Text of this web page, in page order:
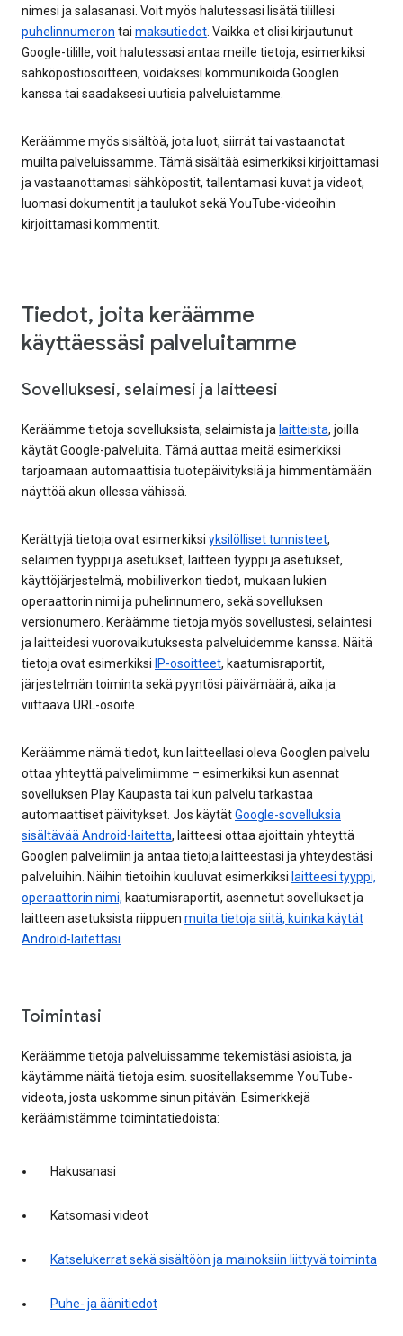
nimesi ja salasanasi. Voit myös halutessasi lisätä tilillesi
puhelinnumeron tai maksutiedot. Vaikka et olisi kirjautunut
Google-tilille, voit halutessasi antaa meille tietoja, esimerkiksi
sähköpostiosoitteen, voidaksesi kommunikoida Googlen
kanssa tai saadaksesi uutisia palveluistamme.
Keräämme myös sisältöä, jota luot, siirrät tai vastaanotat
muilta palveluissamme. Tämä sisältää esimerkiksi kirjoittamasi
ja vastaanottamasi sähköpostit, tallentamasi kuvat ja videot,
luomasi dokumentit ja taulukot sekä YouTube-videoihin
kirjoittamasi kommentit.
Tiedot, joita keräämme
käyttäessäsi palveluitamme
Sovelluksesi, selaimesi ja laitteesi
Keräämme tietoja sovelluksista, selaimista ja laitteista, joilla
käytät Google-palveluita. Tämä auttaa meitä esimerkiksi
tarjoamaan automaattisia tuotepäivityksiä ja himmentämään
näyttöä akun ollessa vähissä.
Kerättyjä tietoja ovat esimerkiksi yksilölliset tunnisteet,
selaimen tyyppi ja asetukset, laitteen tyyppi ja asetukset,
käyttöjärjestelmä, mobiiliverkon tiedot, mukaan lukien
operaattorin nimi ja puhelinnumero, sekä sovelluksen
versionumero. Keräämme tietoja myös sovellustesi, selaintesi
ja laitteidesi vuorovaikutuksesta palveluidemme kanssa. Näitä
tietoja ovat esimerkiksi IP-osoitteet, kaatumisraportit,
järjestelmän toiminta sekä pyyntösi päivämäärä, aika ja
viittaava URL-osoite.
Keräämme nämä tiedot, kun laitteellasi oleva Googlen palvelu
ottaa yhteyttä palvelimiimme – esimerkiksi kun asennat
sovelluksen Play Kaupasta tai kun palvelu tarkastaa
automaattiset päivitykset. Jos käytätGoogle-sovelluksia
sisältävää Android-laitetta, laitteesi ottaa ajoittain yhteyttä
Googlen palvelimiin ja antaa tietoja laitteestasi ja yhteydestäsi
palveluihin. Näihin tietoihin kuuluvat esimerkiksi laitteesi tyyppi,
operaattorin nimi, kaatumisraportit, asennetut sovellukset ja
laitteen asetuksista riippuen muita tietoja siitä, kuinka käytät
Android-laitettasi.
Toimintasi
Keräämme tietoja palveluissamme tekemistäsi asioista, ja
käytämme näitä tietoja esim. suositellaksemme YouTube-
videota, josta uskomme sinun pitävän. Esimerkkejä
keräämistämme toimintatiedoista:
Hakusanasi
Katsomasi videot
Katselukerrat sekä sisältöön ja mainoksiin liittyvä toiminta
Puhe- ja äänitiedot